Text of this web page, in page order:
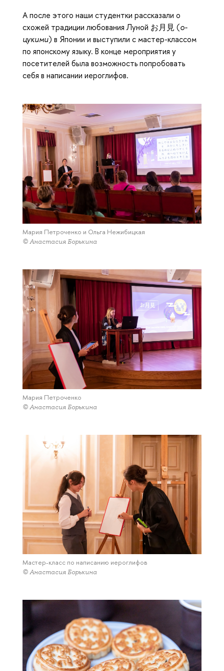
А после этого наши студентки рассказали о
схожей традиции любования Луной お月見 (о-
цукими) в Японии и выступили с мастер-классом
по японскому языку. В конце мероприятия у
посетителей была возможность попробовать
себя в написании иероглифов.
Мария Петроченко и Ольга Нежибицкая
© Анастасия Борькина
Мария Петроченко
© Анастасия Борькина
Мастер-класс по написанию иероглифов
© Анастасия Борькина